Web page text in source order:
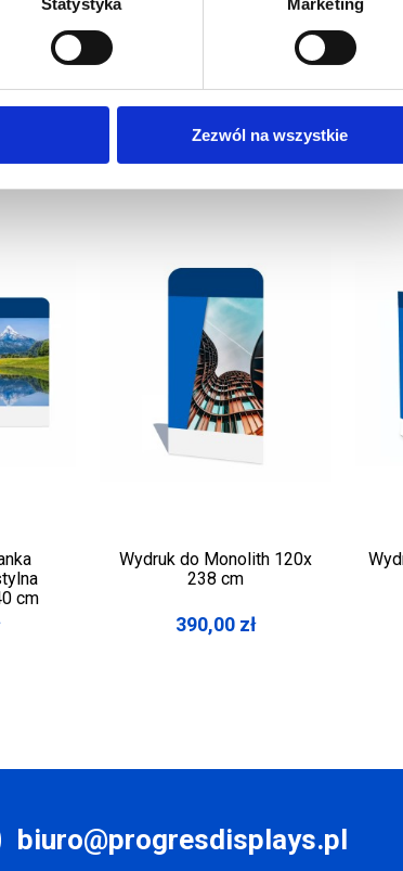
Statystyka Marketing
Zezwól na wszystkie
cm
Wydruk do Monolith 120x
238 cm
390,00 zł
biuro@progresdisplays.pl